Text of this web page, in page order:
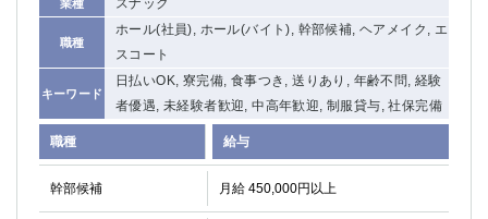
業種 スナック
職種
ホール(社員), ホール(バイト), 幹部候補, ヘアメイク, エ
スコート
キーワード
日払いOK, 寮完備, 食事つき, 送りあり, 年齢不問, 経験
者優遇, 未経験者歓迎, 中高年歓迎, 制服貸与, 社保完備
職種 給与
幹部候補 月給 450,000円以上